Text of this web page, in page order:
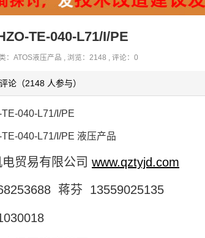
TE-040-L71/I/PE
： ATOS液压产品 , 浏览：2148 , 评论：0
论（2148 人参与）
040-L71/I/PE
040-L71/I/PE 液压产品
贸易有限公司 www.qztyjd.com
蒋芬 13559025135